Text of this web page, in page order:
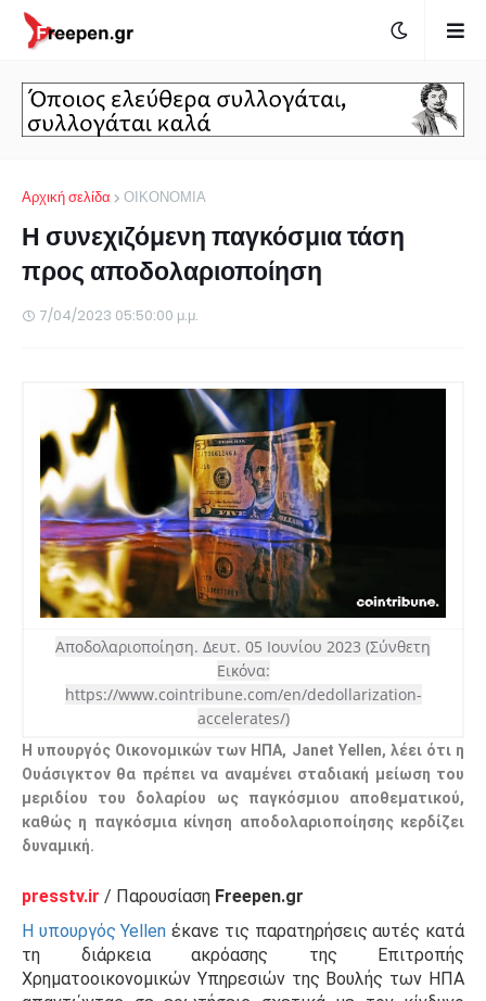
Αρχική σελίδα ΟΙΚΟΝΟΜΙΑ
Η συνεχιζόμενη παγκόσμια τάση
προς αποδολαριοποίηση
7/04/2023 05:50:00 μ.μ.
Αποδολαριοποίηση. Δευτ. 05 Ιουνίου 2023 (Σύνθετη
Εικόνα:
https://www.cointribune.com/en/dedollarization-
accelerates/)
Η υπουργός Οικονομικών των ΗΠΑ, Janet Yellen, λέει ότι η
Ουάσιγκτον θα πρέπει να αναμένει σταδιακή μείωση του
μεριδίου του δολαρίου ως παγκόσμιου αποθεματικού,
καθώς η παγκόσμια κίνηση αποδολαριοποίησης κερδίζει
δυναμική.
presstv.ir / Παρουσίαση Freepen.gr
Η υπουργός Yellen έκανε τις παρατηρήσεις αυτές κατά
τη διάρκεια ακρόασης της Επιτροπής
Χρηματοοικονομικών Υπηρεσιών της Βουλής των ΗΠΑ